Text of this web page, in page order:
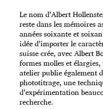
Le nom d’Albert
reste dans les mémoires
années soixante et
idée d’importer le
suisse crée, avec Albert
formes molles et
atelier publie également
phototitrage, une
d’expérimentation
recherche.